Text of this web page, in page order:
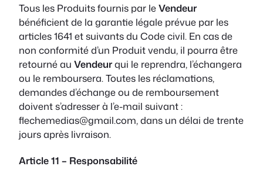
Tous les Produits fournis par leVendeur
bénéficient de la garantie légale prévue par les
articles 1641 et suivants du Code civil. En cas de
non conformité d’un Produit vendu, il pourra être
retourné au Vendeurqui le reprendra, l’échangera
ou le remboursera. Toutes les réclamations,
demandes d’échange ou de remboursement
doivent s’adresser à l’e-mail suivant :
flechemedias@gmail.com, dans un délai de trente
jours après livraison.
Article 11 – Responsabilité